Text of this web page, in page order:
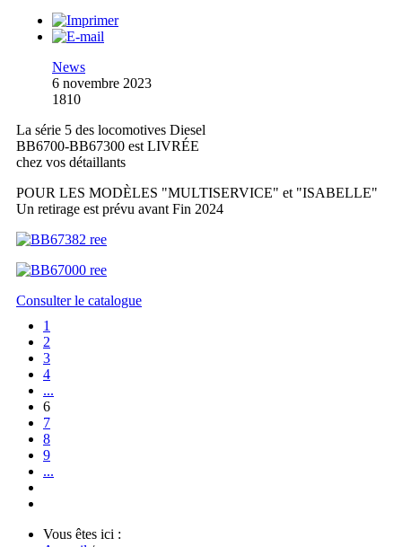
News
6 novembre 2023
1810
La série 5 des locomotives Diesel
BB6700-BB67300 est LIVRÉE
chez vos détaillants
POUR LES MODÈLES "MULTISERVICE" et "ISABELLE"
Un retirage est prévu avant Fin 2024
Consulter le catalogue
1
2
3
4
...
6
7
8
9
...
Vous êtes ici :